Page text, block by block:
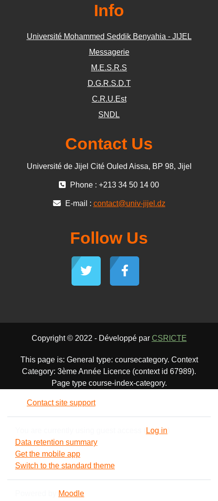
Info
Université Mohammed Seddik Benyahia - JIJEL
Messagerie
M.E.S.R.S
D.G.R.S.D.T
C.R.U.Est
SNDL
Contact Us
Université de Jijel Cité Ouled Aissa, BP 98, Jijel
Phone : +213 34 50 14 00
E-mail : contact@univ-jijel.dz
Follow Us
Copyright © 2022 - Développé par CSRICTE
This page is: General type: coursecategory. Context
Category: 3ème Année Licence (context id 67989).
Page type course-index-category.
Contact site support
Log in
Data retention summary
Get the mobile app
Switch to the standard theme
Moodle